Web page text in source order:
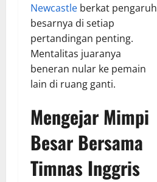
Newcastle berkat pengaruh
besarnya di setiap
pertandingan penting.
Mentalitas juaranya
beneran nular ke pemain
lain di ruang ganti.
Mengejar Mimpi
Besar Bersama
Timnas Inggris